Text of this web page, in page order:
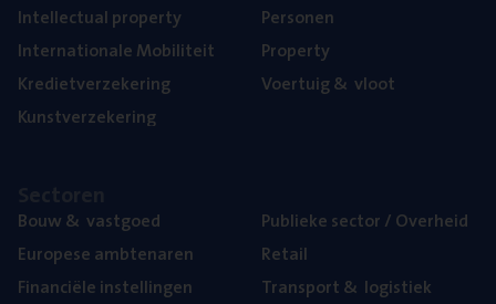
Intel­lec­tu­al property
Inter­na­ti­o­na­le Mobiliteit
Kre­diet­ver­ze­ke­ring
Kunst­ver­ze­ke­ring
Per­so­nen
Pro­per­ty
Voer­tuig& vloot
Bouw& vastgoed
Euro­pe­se ambtenaren
Finan­ci­ë­le instellingen
Publie­ke sec­tor / Overheid
Retail
Trans­port& logistiek